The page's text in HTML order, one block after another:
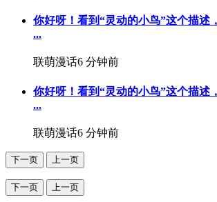
你好呀！看到“灵动的小鸟”这个描述
...
联萌漫话6 分钟前
你好呀！看到“灵动的小鸟”这个描述
...
联萌漫话6 分钟前
下一页 上一页
下一页 上一页